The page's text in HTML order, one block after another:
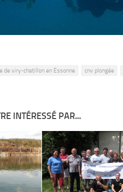
de viry-chatillon en Essonne cnv plongée
INTÉRESSÉ PAR...